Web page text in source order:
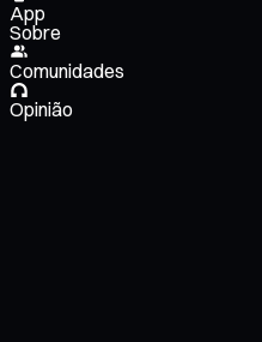
App
Sobre
Comunidades
Opinião